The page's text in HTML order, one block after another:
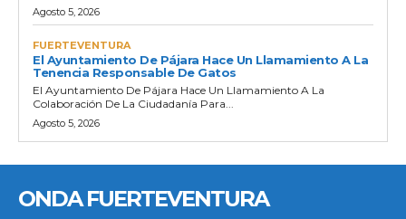
Agosto 5, 2026
FUERTEVENTURA
El Ayuntamiento De Pájara Hace Un Llamamiento A La
Tenencia Responsable De Gatos
El Ayuntamiento De Pájara Hace Un Llamamiento A La
Colaboración De La Ciudadanía Para...
Agosto 5, 2026
ONDA FUERTEVENTURA